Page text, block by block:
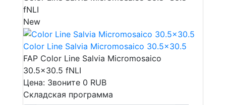
fNLI
New
Color Line Salvia Micromosaico 30.5x30.5
FAP Color Line Salvia Micromosaico
30.5x30.5 fNLI
Цена: Звоните 0 RUB
Складская программа